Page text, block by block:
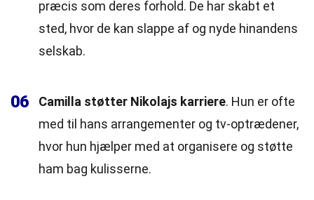
præcis som deres forhold. De har skabt et
sted, hvor de kan slappe af og nyde hinandens
selskab.
06 Camilla støtter Nikolajs karriere. Hun er ofte
med til hans arrangementer og tv-optrædener,
hvor hun hjælper med at organisere og støtte
ham bag kulisserne.